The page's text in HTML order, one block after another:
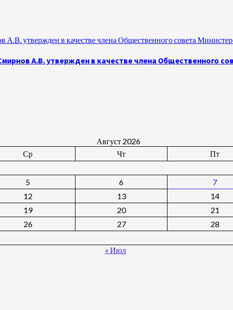
утвержден в качестве члена Общественного совета
А.В. утвержден в качестве члена Общественного
Август 2026
Ср Чт Пт
5 6 7
12 13 14
19 20 21
26 27 28
« Июл